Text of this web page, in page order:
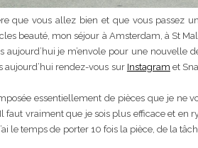
que vous allez bien et que vous passez
beauté, mon séjour à Amsterdam, à St
aujourd’hui je m’envole pour une nouvelle
aujourd’hui rendez-vous sur Instagram et
essentiellement de pièces que je ne
vraiment que je sois plus efficace et en
le temps de porter 10 fois la pièce, de la